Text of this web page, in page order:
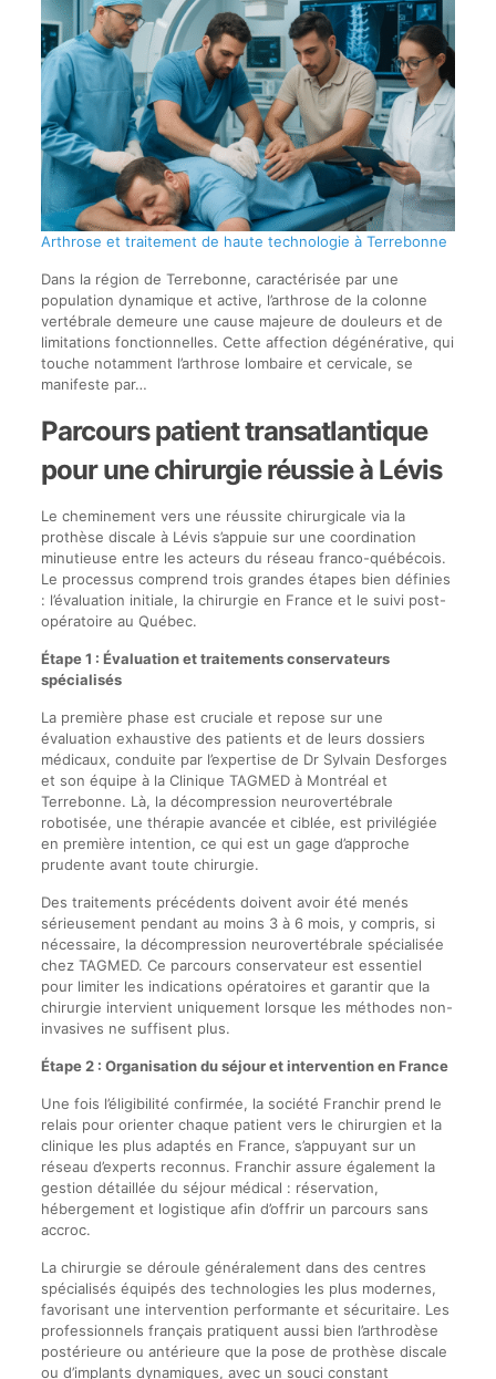
Arthrose et traitement de haute technologie à Terrebonne
Dans la région de Terrebonne, caractérisée par une
population dynamique et active, l’arthrose de la colonne
vertébrale demeure une cause majeure de douleurs et de
limitations fonctionnelles. Cette affection dégénérative, qui
touche notamment l’arthrose lombaire et cervicale, se
manifeste par…
Parcours patient transatlantique
pour une chirurgie réussie à Lévis
Le cheminement vers une réussite chirurgicale via la
prothèse discale à Lévis s’appuie sur une coordination
minutieuse entre les acteurs du réseau franco-québécois.
Le processus comprend trois grandes étapes bien définies
: l’évaluation initiale, la chirurgie en France et le suivi post-
opératoire au Québec.
Étape 1 : Évaluation et traitements conservateurs
spécialisés
La première phase est cruciale et repose sur une
évaluation exhaustive des patients et de leurs dossiers
médicaux, conduite par l’expertise de Dr Sylvain Desforges
et son équipe à la Clinique TAGMED à Montréal et
Terrebonne. Là, la décompression neurovertébrale
robotisée, une thérapie avancée et ciblée, est privilégiée
en première intention, ce qui est un gage d’approche
prudente avant toute chirurgie.
Des traitements précédents doivent avoir été menés
sérieusement pendant au moins 3 à 6 mois, y compris, si
nécessaire, la décompression neurovertébrale spécialisée
chez TAGMED. Ce parcours conservateur est essentiel
pour limiter les indications opératoires et garantir que la
chirurgie intervient uniquement lorsque les méthodes non-
invasives ne suffisent plus.
Étape 2 : Organisation du séjour et intervention en France
Une fois l’éligibilité confirmée, la société Franchir prend le
relais pour orienter chaque patient vers le chirurgien et la
clinique les plus adaptés en France, s’appuyant sur un
réseau d’experts reconnus. Franchir assure également la
gestion détaillée du séjour médical : réservation,
hébergement et logistique afin d’offrir un parcours sans
accroc.
La chirurgie se déroule généralement dans des centres
spécialisés équipés des technologies les plus modernes,
favorisant une intervention performante et sécuritaire. Les
professionnels français pratiquent aussi bien l’arthrodèse
postérieure ou antérieure que la pose de prothèse discale
ou d’implants dynamiques, avec un souci constant